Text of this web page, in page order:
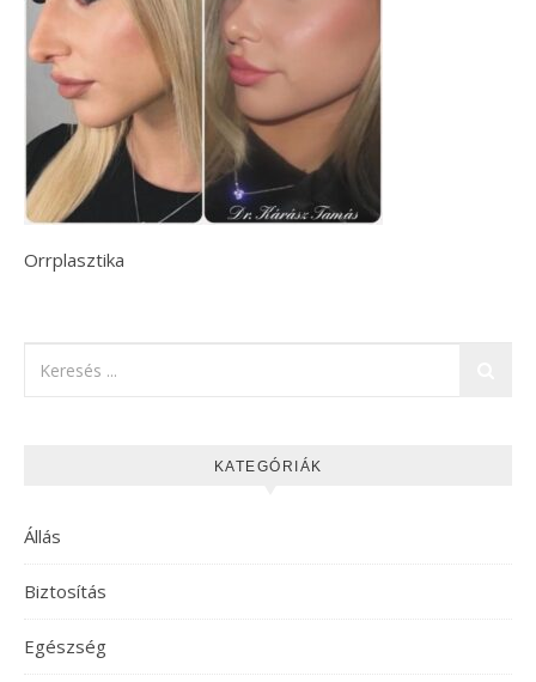
Orrplasztika
KATEGÓRIÁK
Állás
Biztosítás
Egészség